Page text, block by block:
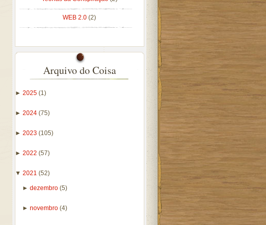
WEB 2.0 (2)
Arquivo do Coisa
► 2025 (1)
► 2024 (75)
► 2023 (105)
► 2022 (57)
▼ 2021 (52)
► dezembro (5)
► novembro (4)